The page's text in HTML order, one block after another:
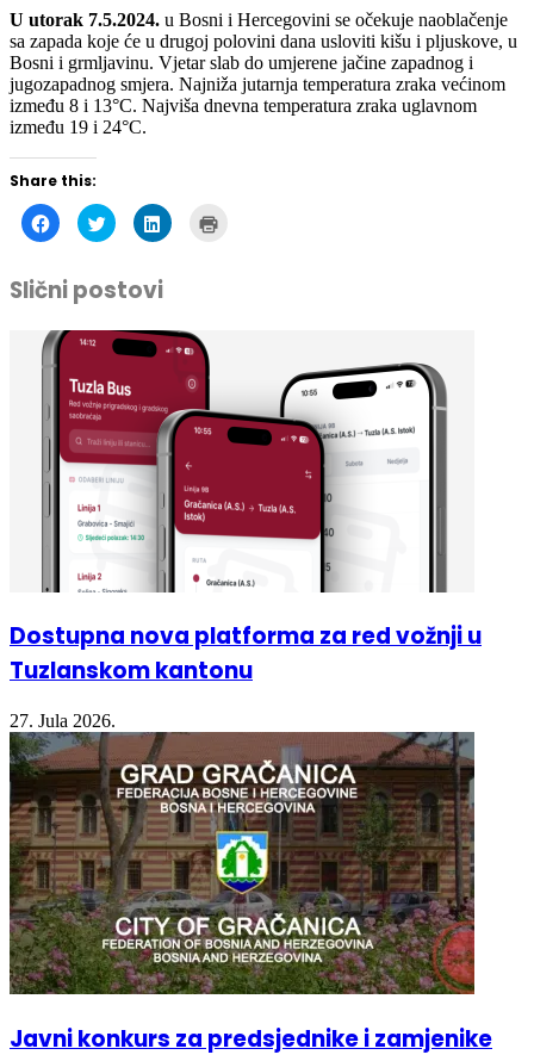
U utorak 7.5.2024.u Bosni i Hercegovini se očekuje naoblačenje
sa zapada koje će u drugoj polovini dana usloviti kišu i pljuskove, u
Bosni i grmljavinu. Vjetar slab do umjerene jačine zapadnog i
jugozapadnog smjera. Najniža jutarnja temperatura zraka većinom
Share this:
share
on
(Opens
in
new
window)
share
on
(Opens
in
new
(Opens
in
new
window)
Slični postovi
Dostupna nova platforma za red vožnji u
Tuzlanskom kantonu
27. Jula 2026.